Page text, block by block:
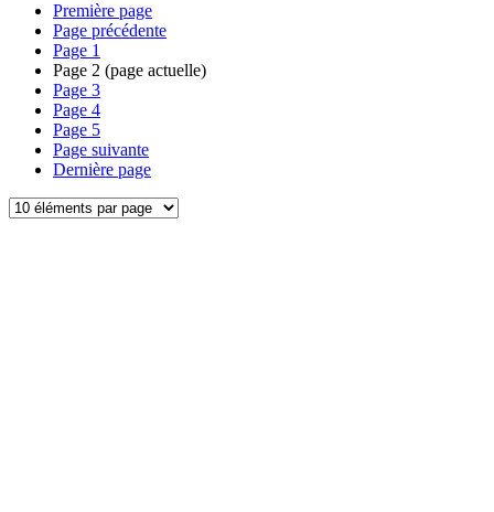
Première page
Page précédente
Page 1
Page 2 (page actuelle)
Page 3
Page 4
Page 5
Page suivante
Dernière page